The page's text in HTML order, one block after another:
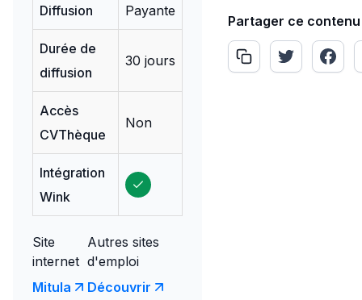
Diffusion Payante
Durée de
diffusion
30 jours
Accès
CVThèque
Non
Intégration
Wink
Site
internet
Mitula
Autres sites
d'emploi
Découvrir
Partager ce contenu